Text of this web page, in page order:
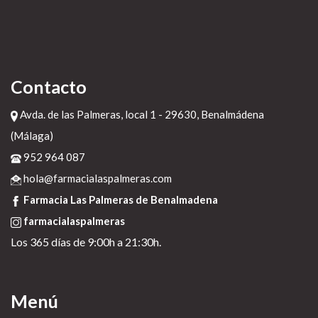
Contacto
Avda. de las Palmeras, local 1 - 29630, Benalmádena
(Málaga)
952 964 087
hola@farmacialaspalmeras.com
Farmacia Las Palmeras de Benalmadena
farmacialaspalmeras
Los 365 días de 9:00h a 21:30h.
Menú